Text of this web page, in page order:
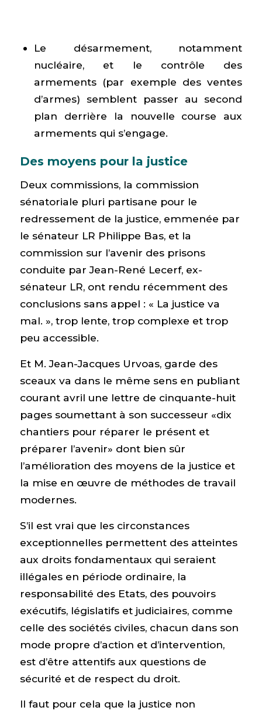
Le désarmement, notamment
nucléaire, et le contrôle des
armements (par exemple des ventes
d’armes) semblent passer au second
plan derrière la nouvelle course aux
armements qui s’engage.
Des moyens pour la justice
Deux commissions, la commission
sénatoriale pluri partisane pour le
redressement de la justice, emmenée par
le sénateur LR Philippe Bas, et la
commission sur l’avenir des prisons
conduite par Jean-René Lecerf, ex-
sénateur LR, ont rendu récemment des
conclusions sans appel : « La justice va
mal. », trop lente, trop complexe et trop
peu accessible.
Et M. Jean-Jacques Urvoas, garde des
sceaux va dans le même sens en publiant
courant avril une lettre de cinquante-huit
pages soumettant à son successeur «dix
chantiers pour réparer le présent et
préparer l’avenir» dont bien sûr
l’amélioration des moyens de la justice et
la mise en œuvre de méthodes de travail
modernes.
S’il est vrai que les circonstances
exceptionnelles permettent des atteintes
aux droits fondamentaux qui seraient
illégales en période ordinaire, la
responsabilité des Etats, des pouvoirs
exécutifs, législatifs et judiciaires, comme
celle des sociétés civiles, chacun dans son
mode propre d’action et d’intervention,
est d’être attentifs aux questions de
sécurité et de respect du droit.
Il faut pour cela que la justice non